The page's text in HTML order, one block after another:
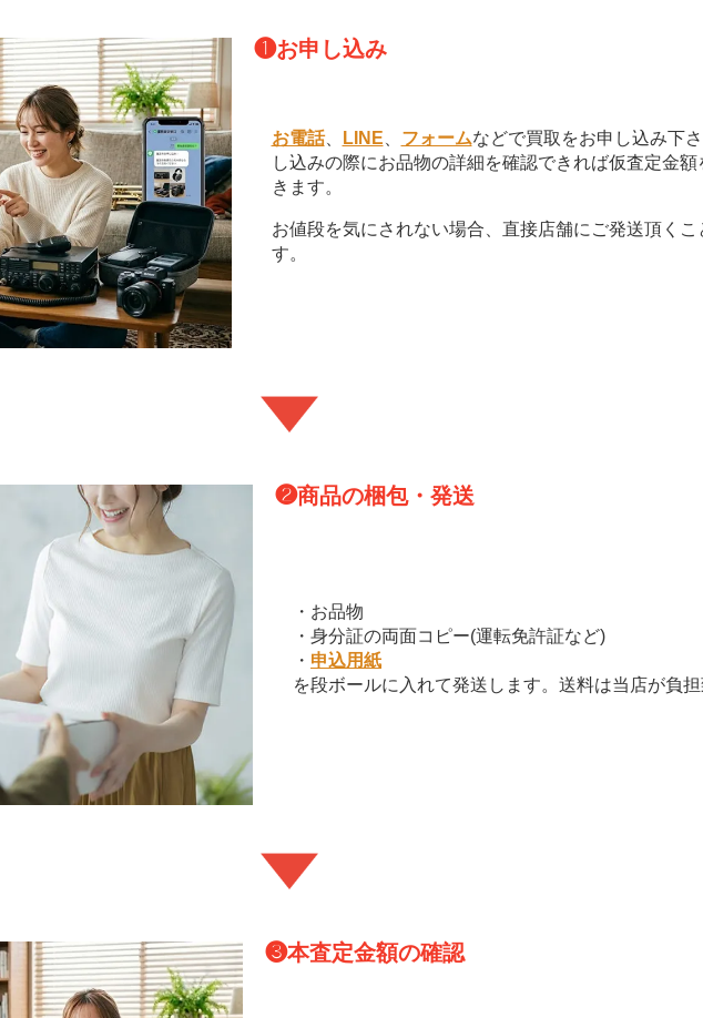
❶お申し込み
お電話、 LINE フォームなどで買取をお申し込み下
し込みの際にお品物の詳細を確認できれば仮査定金額
きます。
お値段を気にされない場合、直接店舗にご発送頂くこ
す。
❷商品の梱包・発送
・お品物
・身分証の両面コピー(運転免許証など)
・ 申込用紙
を段ボールに入れて発送します。送料は当店が負担
❸本査定金額の確認